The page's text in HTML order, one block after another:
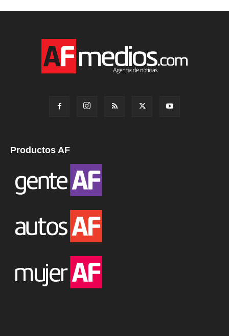
Productos AF